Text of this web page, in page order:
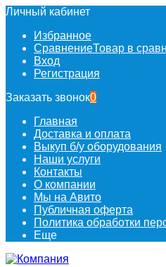
Личный кабинет
Избранное
СравнениеТовар в
Вход
Регистрация
Заказать звонок0
Главная
Доставка и оплата
Выкуп б/у оборудования
Наши услуги
Контакты
О компании
Мы на Авито
Публичная оферта
Политика обработки
Еще